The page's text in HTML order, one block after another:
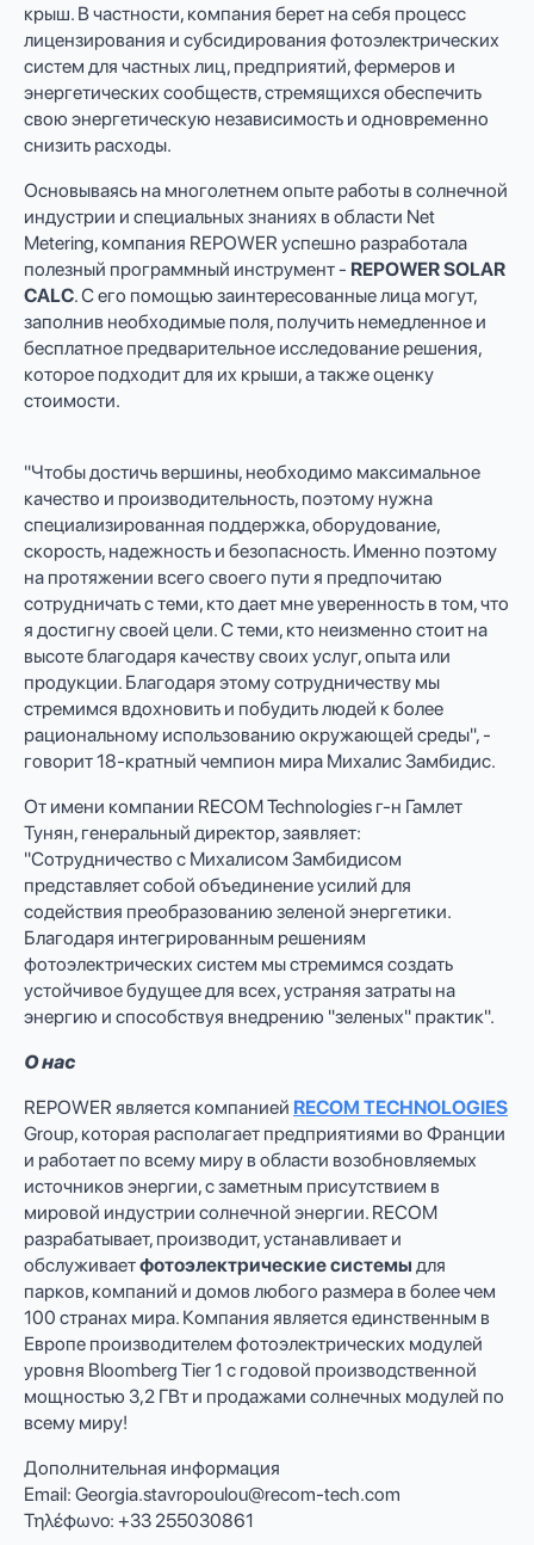
крыш. В частности, компания берет на себя процесс
лицензирования и субсидирования фотоэлектрических
систем для частных лиц, предприятий, фермеров и
энергетических сообществ, стремящихся обеспечить
свою энергетическую независимость и одновременно
снизить расходы.
Основываясь на многолетнем опыте работы в солнечной
индустрии и специальных знаниях в области Net
Metering, компания REPOWER успешно разработала
полезный программный инструмент - REPOWER SOLAR
CALC. С его помощью заинтересованные лица могут,
заполнив необходимые поля, получить немедленное и
бесплатное предварительное исследование решения,
которое подходит для их крыши, а также оценку
стоимости.
"Чтобы достичь вершины, необходимо максимальное
качество и производительность, поэтому нужна
специализированная поддержка, оборудование,
скорость, надежность и безопасность. Именно поэтому
на протяжении всего своего пути я предпочитаю
сотрудничать с теми, кто дает мне уверенность в том, что
я достигну своей цели. С теми, кто неизменно стоит на
высоте благодаря качеству своих услуг, опыта или
продукции. Благодаря этому сотрудничеству мы
стремимся вдохновить и побудить людей к более
рациональному использованию окружающей среды", -
говорит 18-кратный чемпион мира Михалис Замбидис.
От имени компании RECOM Technologies г-н Гамлет
Тунян, генеральный директор, заявляет:
"Сотрудничество с Михалисом Замбидисом
представляет собой объединение усилий для
содействия преобразованию зеленой энергетики.
Благодаря интегрированным решениям
фотоэлектрических систем мы стремимся создать
устойчивое будущее для всех, устраняя затраты на
энергию и способствуя внедрению "зеленых" практик".
О нас
REPOWER является компанией RECOM TECHNOLOGIES
Group, которая располагает предприятиями во Франции
и работает по всему миру в области возобновляемых
источников энергии, с заметным присутствием в
мировой индустрии солнечной энергии. RECOM
разрабатывает, производит, устанавливает и
обслуживаетфотоэлектрические системы для
парков, компаний и домов любого размера в более чем
100 странах мира. Компания является единственным в
Европе производителем фотоэлектрических модулей
уровня Bloomberg Tier 1 с годовой производственной
мощностью 3,2 ГВт и продажами солнечных модулей по
всему миру!
Дополнительная информация
Email: Georgia.stavropoulou@recom-tech.com
Τηλέφωνο: +33 255030861